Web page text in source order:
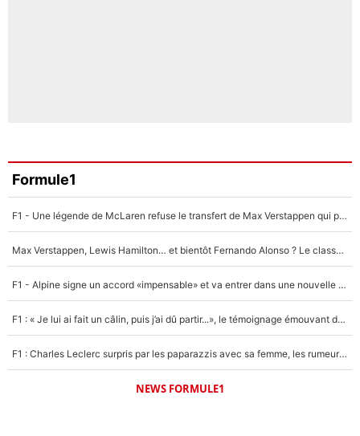
Formule1
F1 - Une légende de McLaren refuse le transfert de Max Verstappen qui pourrait «faire des vagues» et plomber l'ambiance dans l'équipe
Max Verstappen, Lewis Hamilton… et bientôt Fernando Alonso ? Le classement des pilotes les mieux payés en Formule 1 risque de changer !
F1 - Alpine signe un accord «impensable» et va entrer dans une nouvelle dimension : Grande nouvelle pour Pierre Gasly !
F1 : « Je lui ai fait un câlin, puis j’ai dû partir...», le témoignage émouvant de Max Verstappen sur sa fille
F1 : Charles Leclerc surpris par les paparazzis avec sa femme, les rumeurs étaient vraies !
NEWS FORMULE1